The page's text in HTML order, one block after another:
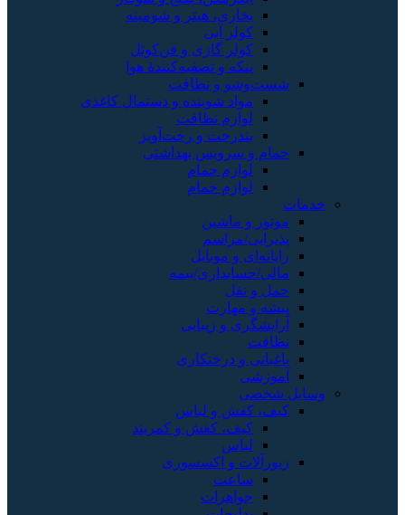
بخاری، هیتر و شومینه
کولر آبی
کولر گازی و فن‌کوئل
پنکه و تصفیه‌کنندهٔ هوا
شست‌وشو و نظافت
مواد شوینده و دستمال کاغذی
لوازم نظافت
بندرخت و رخت‌آویز
حمام و سرویس بهداشتی
لوازم حمام
لوازم حمام
خدمات
موتور و ماشین
پذیرایی/مراسم
رایانه‌ای و موبایل
مالی/حسابداری/بیمه
حمل و نقل
پیشه و مهارت
آرایشگری و زیبایی
نظافت
باغبانی و درختکاری
آموزشی
وسایل شخصی
کیف، کفش و لباس
کیف، کفش و کمربند
لباس
زیورآلات و اکسسوری
ساعت
جواهرات